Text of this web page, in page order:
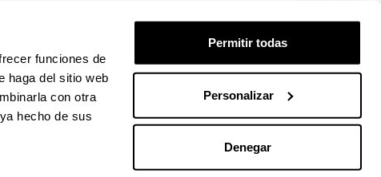
funciones de
haga del sitio web
con otra
hecho de sus
Permitir todas
Personalizar
Denegar
TAB para desplazarse.